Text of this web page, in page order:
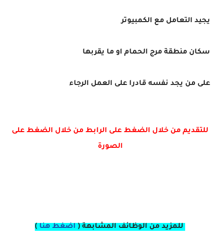
يجيد التعامل مع الكمبيوتر
سكان منطقة مرج الحمام او ما يقربها
على من يجد نفسه قادرا على العمل الرجاء
للتقديم من خلال الضغط على الرابط من خلال الضغط على
الصورة
للمزيد من الوظائف المشابهة ( اضغط هنا )